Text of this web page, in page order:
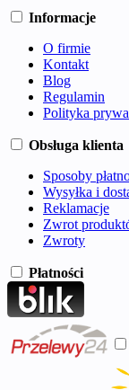
Informacje
O firmie
Kontakt
Blog
Regulamin
Polityka
Obsługa klienta
Sposoby
Wysyłka i
Reklamacje
Zwrot
Zwroty
Płatności